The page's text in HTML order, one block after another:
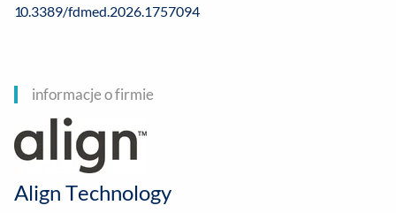
10.3389/fdmed.2026.1757094
informacje o firmie
Align Technology